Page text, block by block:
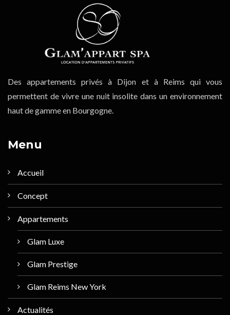
Des appartements privés à Dijon et à Reims qui vous
permettent de vivre une nuit insolite dans un environnement
haut de gamme en Bourgogne.
Menu
Accueil
Concept
Appartements
Glam Luxe
Glam Prestige
Glam Reims New York
Actualités